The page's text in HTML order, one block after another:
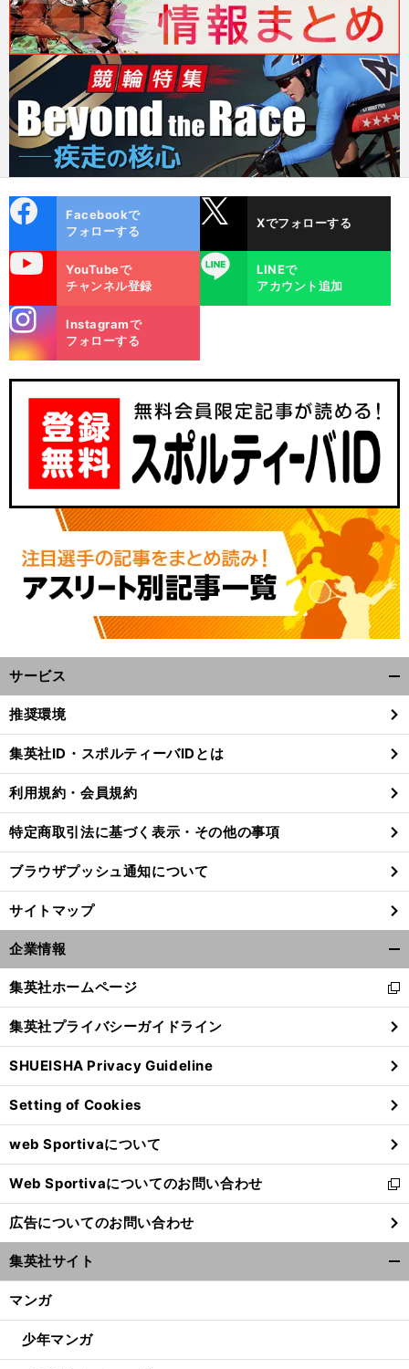
ok
Facebookで
フォローする
Xでフォローする
YouTubeで
チャンネル登録
LINE
LINEで
アカウント追加
m
Instagramで
フォローする
サービス
閉
る
推奨環境
集英社ID・スポルティーバIDとは
利用規約・会員規約
特定商取引法に基づく表示・その他の事項
ブラウザプッシュ通知について
サイトマップ
企業情報
閉
る
集英社ホームページ
新
し
い
ウ
ィ
ン
ド
ウ
で
開
く
集英社プライバシーガイドライン
SHUEISHA Privacy Guideline
Setting of Cookies
web Sportivaについて
Web Sportivaについてのお問い合わせ
新
し
い
ウ
ィ
ン
ウ
開
広告についてのお問い合わせ
集英社サイト
マンガ
少年マンガ